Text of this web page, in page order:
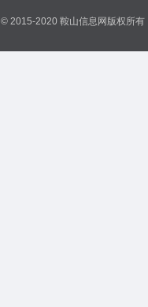
© 2015-2020 鞍山信息网版权所有